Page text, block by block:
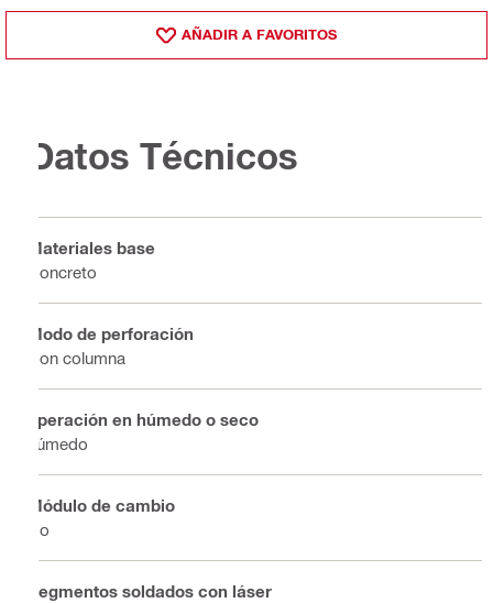
AÑADIR A FAVORITOS
Datos Técnicos
Materiales base
Concreto
Modo de perforación
Con columna
operación en húmedo o seco
húmedo
Módulo de cambio
No
Segmentos soldados con láser